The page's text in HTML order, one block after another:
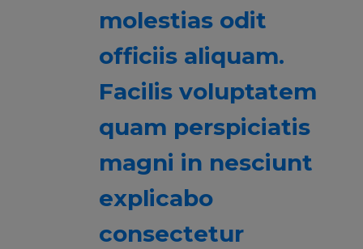
molestias odit
officiis aliquam.
Facilis voluptatem
quam perspiciatis
magni in nesciunt
explicabo
consectetur